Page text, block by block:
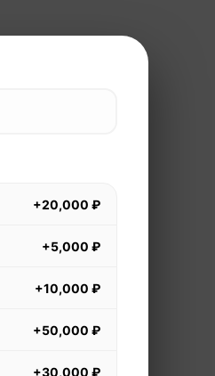
+20,000 ₽
+5,000 ₽
+10,000 ₽
+50,000 ₽
+30,000 ₽